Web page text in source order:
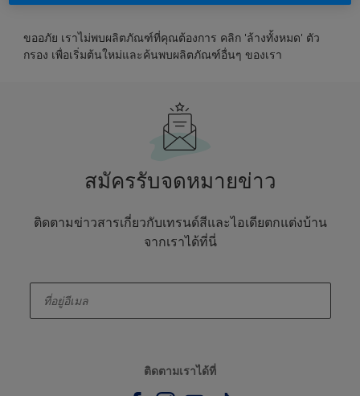
ขออภัย เราไม่พบผลิตภัณฑ์ที่คุณต้องการ คลิก 'ล้างทั้งหมด' ตัว
กรอง เพื่อเริ่มต้นใหม่และค้นพบผลิตภัณฑ์อื่นๆ ของเรา
สมัครรับจดหมายข่าว
ติดตามข่าวสารเกี่ยวกับเทรนด์สีและไอเดียตกแต่งบ้าน
จากเราได้ที่นี่
ติดตามเราได้ที่